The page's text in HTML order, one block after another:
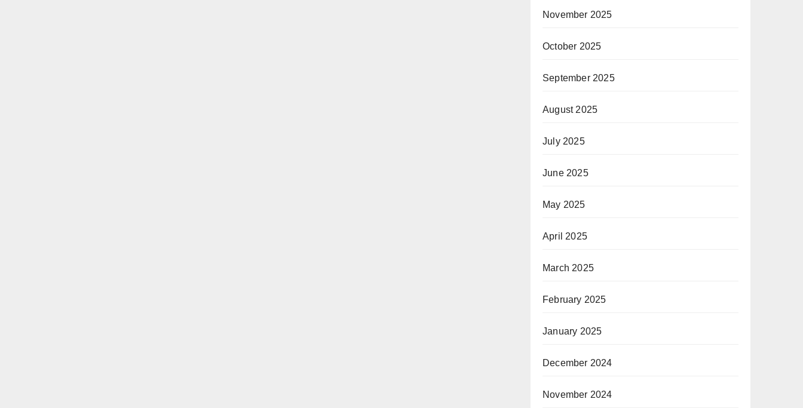
November 2025
October 2025
September 2025
August 2025
July 2025
June 2025
May 2025
April 2025
March 2025
February 2025
January 2025
December 2024
November 2024